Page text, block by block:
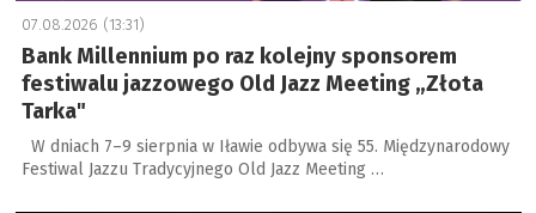
07.08.2026 (13:31)
Bank Millennium po raz kolejny sponsorem
festiwalu jazzowego Old Jazz Meeting „Złota
Tarka"
W dniach 7–9 sierpnia w Iławie odbywa się 55. Międzynarodowy
Festiwal Jazzu Tradycyjnego Old Jazz Meeting …